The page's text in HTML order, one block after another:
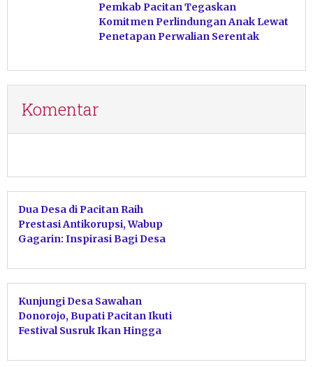
Pemkab Pacitan Tegaskan
Komitmen Perlindungan Anak Lewat
Penetapan Perwalian Serentak
Komentar
Dua Desa di Pacitan Raih
Prestasi Antikorupsi, Wabup
Gagarin: Inspirasi Bagi Desa
Kunjungi Desa Sawahan
Donorojo, Bupati Pacitan Ikuti
Festival Susruk Ikan Hingga